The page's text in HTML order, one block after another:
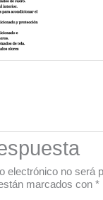
electrónico no será
marcados con *